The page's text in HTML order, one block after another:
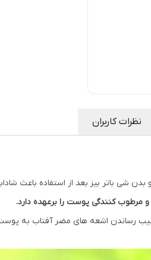
نظرات کاربران
بدن شی باتر بیز بعد از استفاده باعث
مرطوب کنندگی پوست را برعهده دارد.
رساندن اشعه های مضر آفتاب به